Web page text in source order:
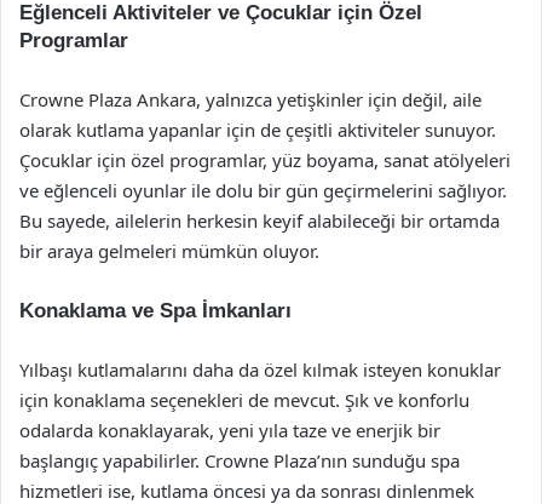
Eğlenceli Aktiviteler ve Çocuklar için Özel
Programlar
Crowne Plaza Ankara, yalnızca yetişkinler için değil, aile
olarak kutlama yapanlar için de çeşitli aktiviteler sunuyor.
Çocuklar için özel programlar, yüz boyama, sanat atölyeleri
ve eğlenceli oyunlar ile dolu bir gün geçirmelerini sağlıyor.
Bu sayede, ailelerin herkesin keyif alabileceği bir ortamda
bir araya gelmeleri mümkün oluyor.
Konaklama ve Spa İmkanları
Yılbaşı kutlamalarını daha da özel kılmak isteyen konuklar
için konaklama seçenekleri de mevcut. Şık ve konforlu
odalarda konaklayarak, yeni yıla taze ve enerjik bir
başlangıç yapabilirler. Crowne Plaza’nın sunduğu spa
hizmetleri ise, kutlama öncesi ya da sonrası dinlenmek